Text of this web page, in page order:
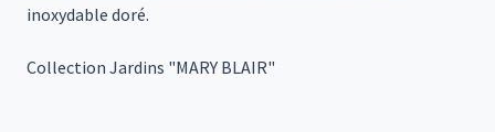
inoxydable doré.
Collection Jardins "MARY BLAIR"